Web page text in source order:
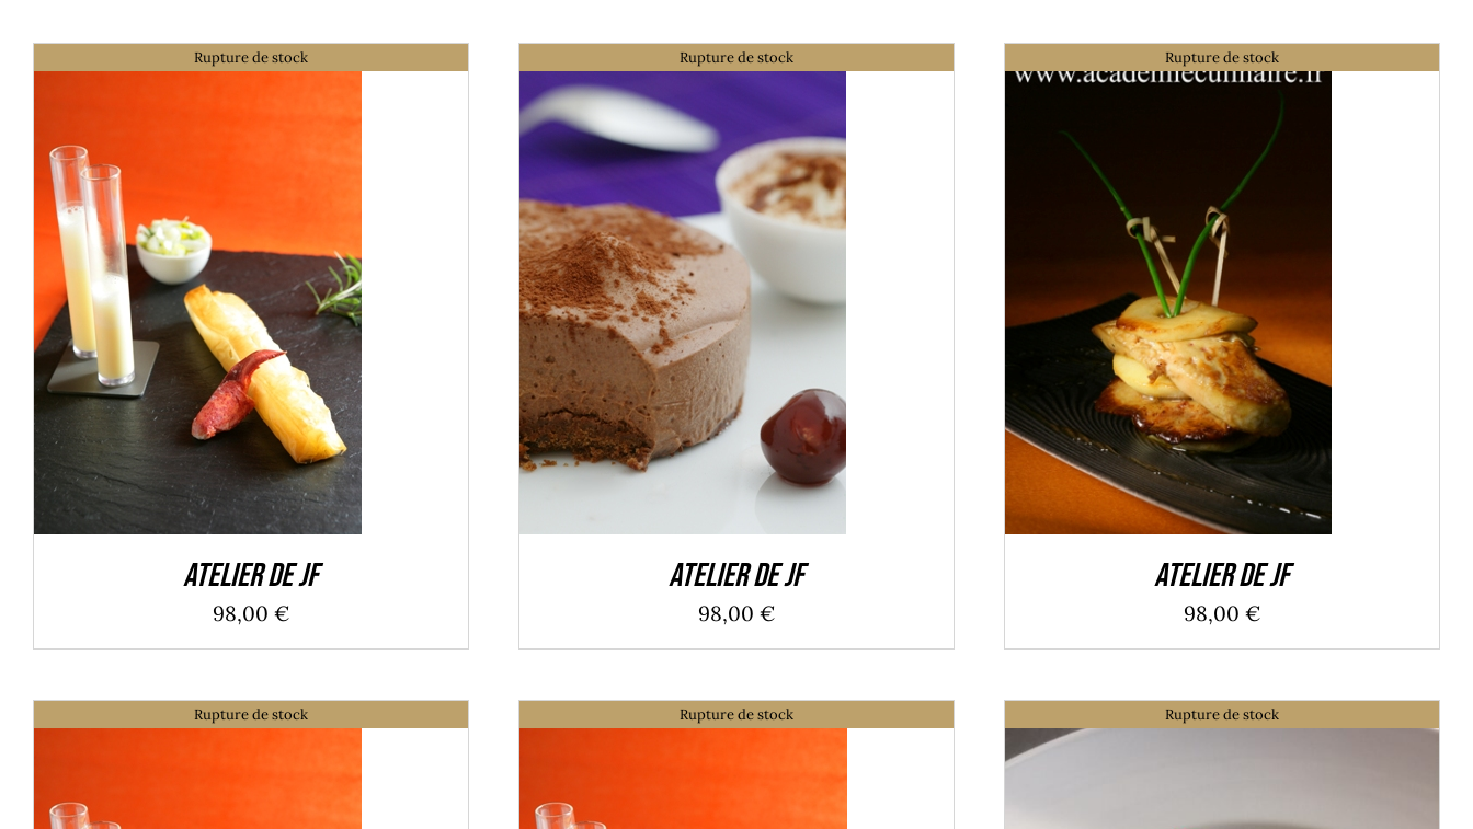
Rupture de stock
DÉTAILS
Atelier de JF
98,00 €
Rupture de stock
DÉTAILS
Atelier de JF
98,00 €
Rupture de stock
DÉTAILS
Atelier de JF
98,00 €
Rupture de stock Rupture de stock Rupture de stock